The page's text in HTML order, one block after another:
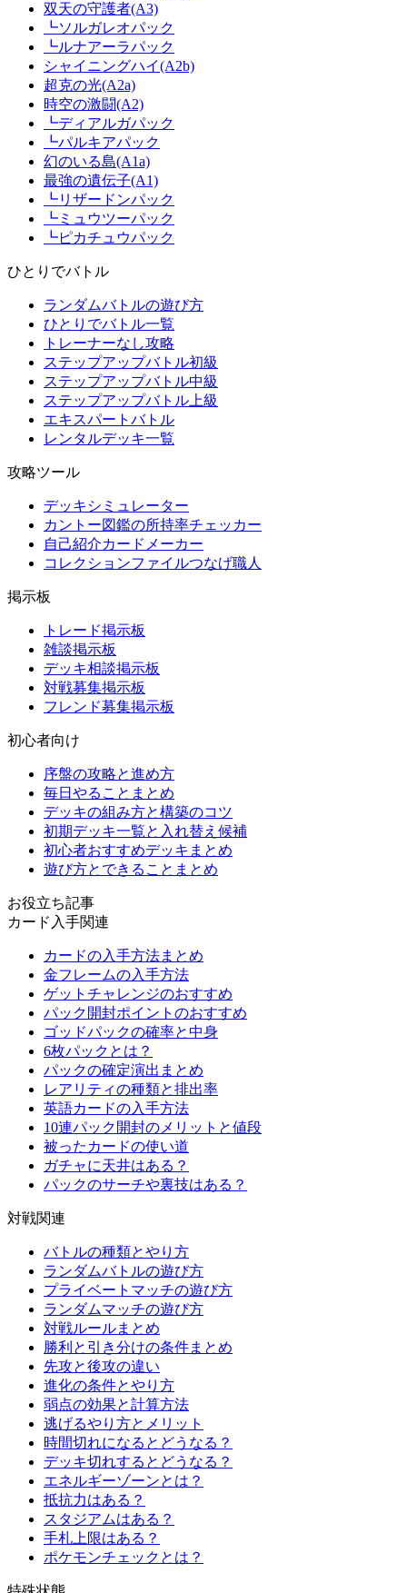
双天の守護者(A3)
┗ソルガレオパック
┗ルナアーラパック
シャイニングハイ(A2b)
超克の光(A2a)
時空の激闘(A2)
┗ディアルガパック
┗パルキアパック
幻のいる島(A1a)
最強の遺伝子(A1)
┗リザードンパック
┗ミュウツーパック
┗ピカチュウパック
ひとりでバトル
ランダムバトルの遊び方
ひとりでバトル一覧
トレーナーなし攻略
ステップアップバトル初級
ステップアップバトル中級
ステップアップバトル上級
エキスパートバトル
レンタルデッキ一覧
攻略ツール
デッキシミュレーター
カントー図鑑の所持率チェッカー
自己紹介カードメーカー
コレクションファイルつなげ職人
掲示板
トレード掲示板
雑談掲示板
デッキ相談掲示板
対戦募集掲示板
フレンド募集掲示板
初心者向け
序盤の攻略と進め方
毎日やることまとめ
デッキの組み方と構築のコツ
初期デッキ一覧と入れ替え候補
初心者おすすめデッキまとめ
遊び方とできることまとめ
お役立ち記事
カード入手関連
カードの入手方法まとめ
金フレームの入手方法
ゲットチャレンジのおすすめ
パック開封ポイントのおすすめ
ゴッドパックの確率と中身
6枚パックとは？
パックの確定演出まとめ
レアリティの種類と排出率
英語カードの入手方法
10連パック開封のメリットと値段
被ったカードの使い道
ガチャに天井はある？
パックのサーチや裏技はある？
対戦関連
バトルの種類とやり方
ランダムバトルの遊び方
プライベートマッチの遊び方
ランダムマッチの遊び方
対戦ルールまとめ
勝利と引き分けの条件まとめ
先攻と後攻の違い
進化の条件とやり方
弱点の効果と計算方法
逃げるやり方とメリット
時間切れになるとどうなる？
デッキ切れするとどうなる？
エネルギーゾーンとは？
抵抗力はある？
スタジアムはある？
手札上限はある？
ポケモンチェックとは？